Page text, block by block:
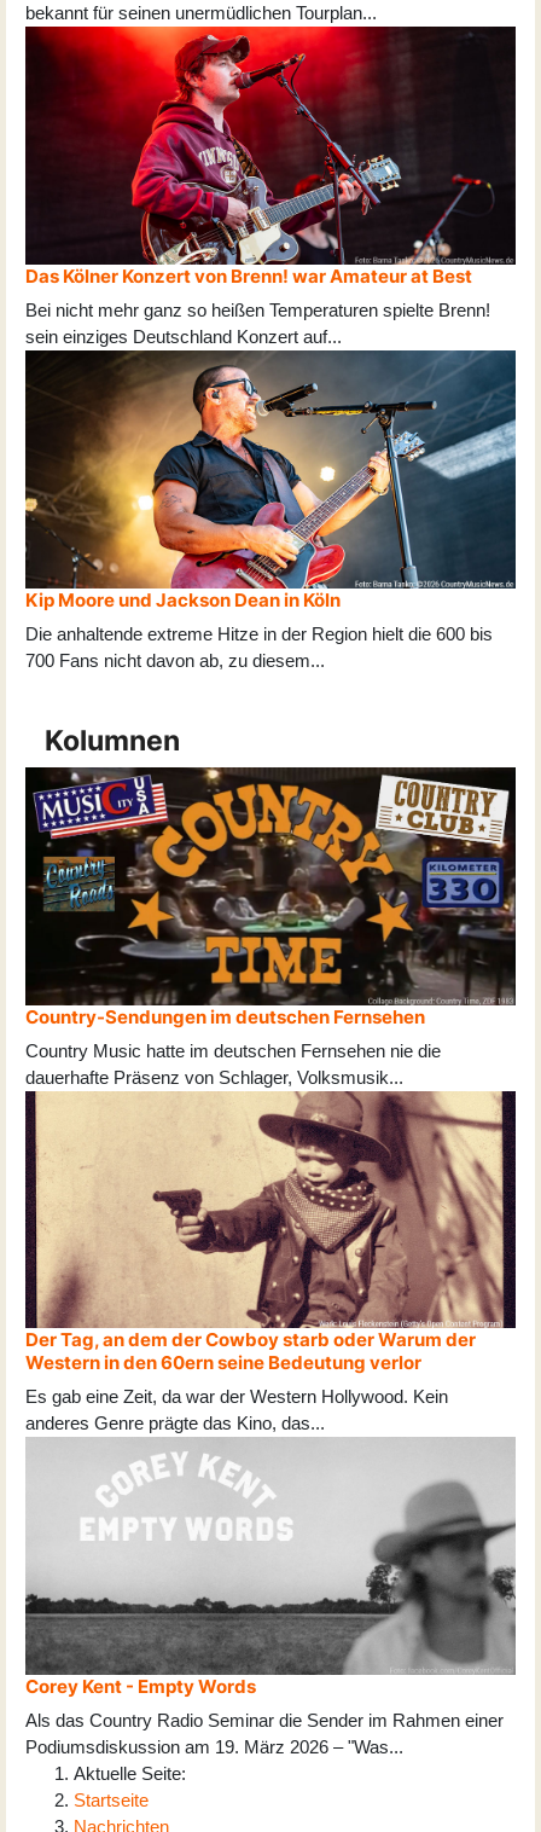
bekannt für seinen unermüdlichen Tourplan...
Das Kölner Konzert von Brenn! war Amateur at Best
Bei nicht mehr ganz so heißen Temperaturen spielte Brenn!
sein einziges Deutschland Konzert auf...
Kip Moore und Jackson Dean in Köln
Die anhaltende extreme Hitze in der Region hielt die 600 bis
700 Fans nicht davon ab, zu diesem...
Kolumnen
Country-Sendungen im deutschen Fernsehen
Country Music hatte im deutschen Fernsehen nie die
dauerhafte Präsenz von Schlager, Volksmusik...
Der Tag, an dem der Cowboy starb oder Warum der
Western in den 60ern seine Bedeutung verlor
Es gab eine Zeit, da war der Western Hollywood. Kein
anderes Genre prägte das Kino, das...
Corey Kent - Empty Words
Als das Country Radio Seminar die Sender im Rahmen einer
Podiumsdiskussion am 19. März 2026 – "Was...
Aktuelle Seite:
Startseite
Nachrichten